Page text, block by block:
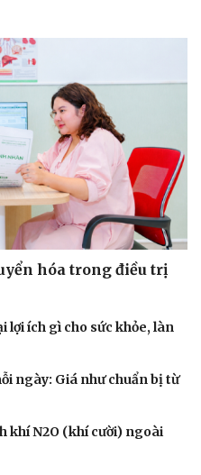
hóa trong điều trị
lợi ích gì cho sức khỏe, làn
ngày: Giá như chuẩn bị từ
khí N2O (khí cười) ngoài